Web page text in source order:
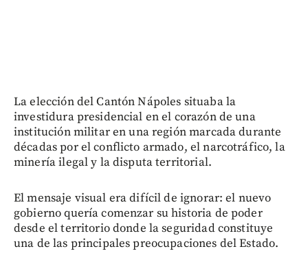
La elección del Cantón Nápoles situaba la
investidura presidencial en el corazón de una
institución militar en una región marcada durante
décadas por el conflicto armado, el narcotráfico, la
minería ilegal y la disputa territorial.
El mensaje visual era difícil de ignorar: el nuevo
gobierno quería comenzar su historia de poder
desde el territorio donde la seguridad constituye
una de las principales preocupaciones del Estado.